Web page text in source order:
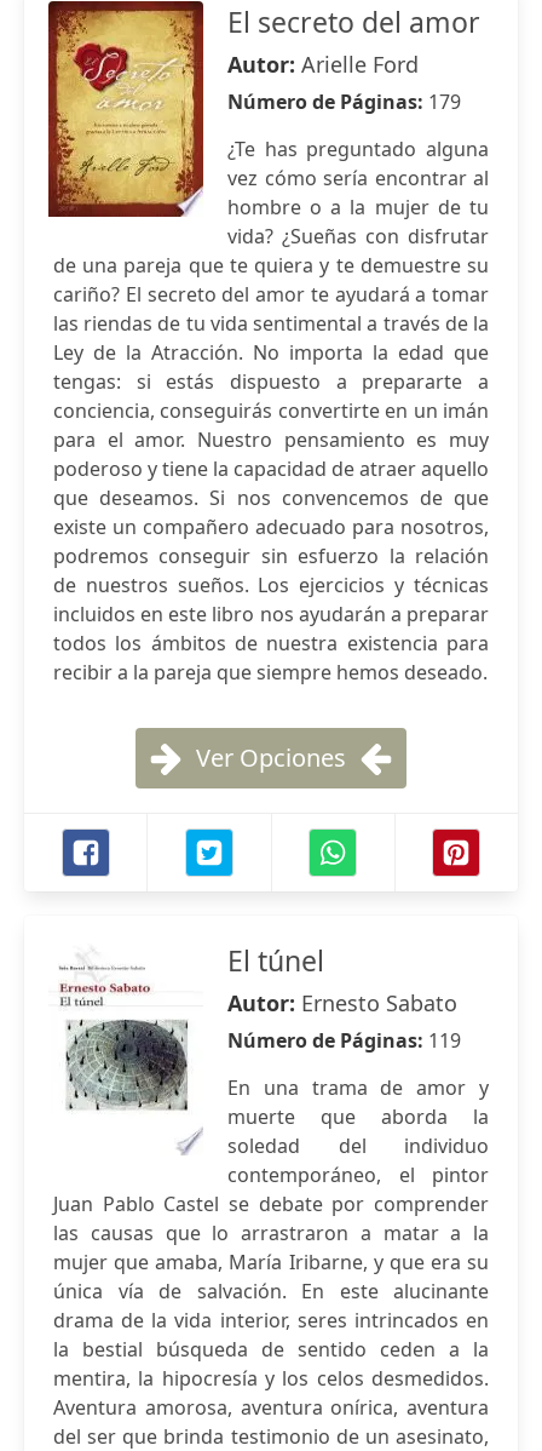
El secreto del amor
Autor: Arielle Ford
Número de Páginas: 179
¿Te has preguntado alguna
vez cómo sería encontrar al
hombre o a la mujer de tu
vida? ¿Sueñas con disfrutar
de una pareja que te quiera y te demuestre su
cariño? El secreto del amor te ayudará a tomar
las riendas de tu vida sentimental a través de la
Ley de la Atracción. No importa la edad que
tengas: si estás dispuesto a prepararte a
conciencia, conseguirás convertirte en un imán
para el amor. Nuestro pensamiento es muy
poderoso y tiene la capacidad de atraer aquello
que deseamos. Si nos convencemos de que
existe un compañero adecuado para nosotros,
podremos conseguir sin esfuerzo la relación
de nuestros sueños. Los ejercicios y técnicas
incluidos en este libro nos ayudarán a preparar
todos los ámbitos de nuestra existencia para
recibir a la pareja que siempre hemos deseado.
Ver Opciones
El túnel
Autor: Ernesto Sabato
Número de Páginas: 119
En una trama de amor y
muerte que aborda la
soledad del individuo
contemporáneo, el pintor
Juan Pablo Castel se debate por comprender
las causas que lo arrastraron a matar a la
mujer que amaba, María Iribarne, y que era su
única vía de salvación. En este alucinante
drama de la vida interior, seres intrincados en
la bestial búsqueda de sentido ceden a la
mentira, la hipocresía y los celos desmedidos.
Aventura amorosa, aventura onírica, aventura
del ser que brinda testimonio de un asesinato,